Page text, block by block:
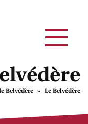
Belvédère » Le Belvédère